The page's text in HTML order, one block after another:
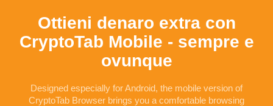
Ottieni denaro extra con
CryptoTab Mobile - sempre e
ovunque
Designed especially forAndroid, the mobile version of
CryptoTab Browser brings you a comfortable browsing